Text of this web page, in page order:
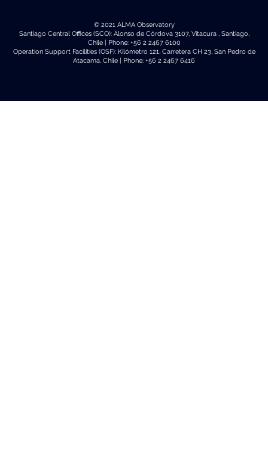
© 2021 ALMA Observatory
Santiago Central Offices (SCO): Alonso de Córdova 3107, Vitacura , Santiago,
Chile | Phone: +56 2 2467 6100
Operation Support Facilities (OSF): Kilómetro 121, Carretera CH 23, San Pedro de
Atacama, Chile | Phone: +56 2 2467 6416